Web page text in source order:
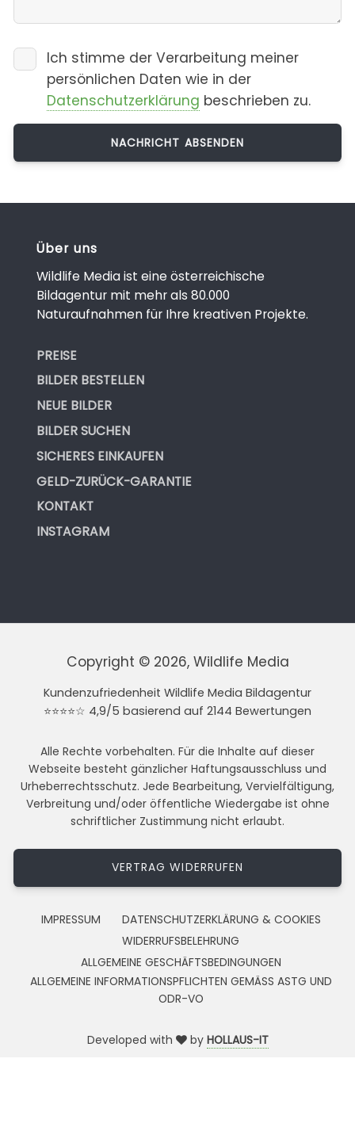
Ich stimme der Verarbeitung meiner
persönlichen Daten wie in der
Datenschutzerklärung beschrieben zu.
Über uns
Wildlife Media ist eine österreichische
Bildagentur mit mehr als 80.000
Naturaufnahmen für Ihre kreativen Projekte.
PREISE
BILDER BESTELLEN
NEUE BILDER
BILDER SUCHEN
SICHERES EINKAUFEN
GELD-ZURÜCK-GARANTIE
KONTAKT
INSTAGRAM
Copyright © 2026, Wildlife Media
Kundenzufriedenheit Wildlife Media Bildagentur
⭐⭐⭐⭐☆ 4,9/5 basierend auf 2144 Bewertungen
Alle Rechte vorbehalten. Für die Inhalte auf dieser
Webseite besteht gänzlicher Haftungsausschluss und
Urheberrechtsschutz. Jede Bearbeitung, Vervielfältigung,
Verbreitung und/oder öffentliche Wiedergabe ist ohne
schriftlicher Zustimmung nicht erlaubt.
VERTRAG WIDERRUFEN
IMPRESSUM
DATENSCHUTZERKLÄRUNG & COOKIES
WIDERRUFSBELEHRUNG
ALLGEMEINE GESCHÄFTSBEDINGUNGEN
ALLGEMEINE INFORMATIONSPFLICHTEN GEMÄSS ASTG UND
ODR-VO
Developed with by HOLLAUS-IT